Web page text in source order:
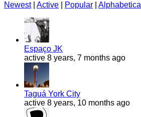
Newest Active Popular Alphabetical
Espaço JK
active 8 years, 7 months ago
Taguá York City
active 8 years, 10 months ago